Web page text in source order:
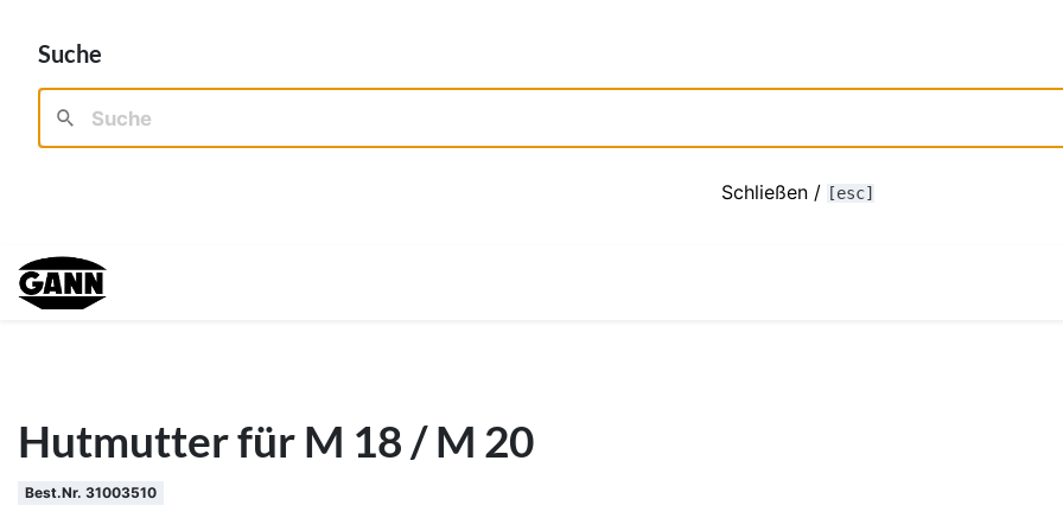
Suche
Schließen / [esc]
Hutmutter für M 18 / M 20
Best.Nr. 31003510